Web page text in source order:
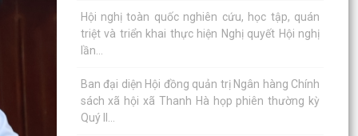
cán bộ Hội Liên hiệp Phụ nữ cơ sở năm 2026
Công an thành phố Hải Phòng khai giảng lớp bồi
an...
Lịch làm việc của Thường trực HĐND xã và Lãnh